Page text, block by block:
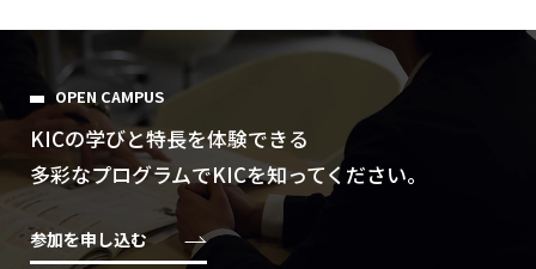
OPEN CAMPUS
KICの学びと特⻑を体験できる
多彩なプログラムでKICを知ってください。
参加を申し込む